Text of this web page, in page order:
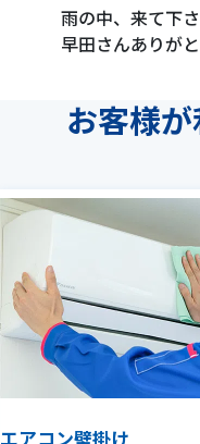
雨の中、来て下
早田さんありが
お客様
エアコン壁掛け